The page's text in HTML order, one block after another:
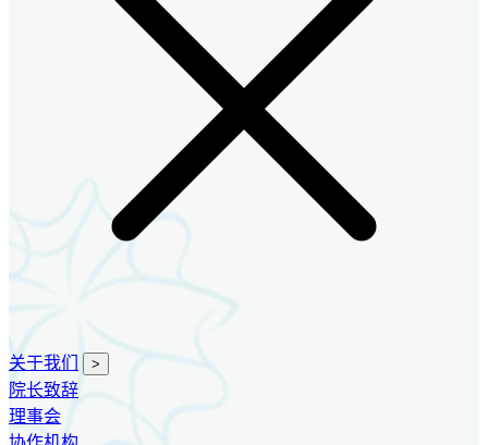
关于我们 >
院长致辞
理事会